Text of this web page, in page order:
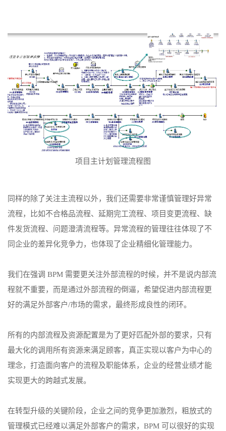
项目主计划管理流程图
同样的除了关注主流程以外，我们还需要非常谨慎管理好异常
流程，比如不合格品流程、延期完工流程、项目变更流程、缺
件发货流程、问题澄清流程等。异常流程的管理往往体现了不
同企业的差异化竞争力，也体现了企业精细化管理能力。
我们在强调 BPM 需要更关注外部流程的时候，并不是说内部流
程就不重要，而是通过外部流程的倒逼，希望促进内部流程更
好的满足外部客户/市场的需求，最终形成良性的闭环。
所有的内部流程及资源配置是为了更好匹配外部的要求，只有
最大化的调用所有资源来满足顾客，真正实现以客户为中心的
理念，打造面向客户的流程及职能体系，企业的经营业绩才能
实现更大的跨越式发展。
在转型升级的关键阶段，企业之间的竞争更加激烈，粗放式的
管理模式已经难以满足外部客户的需求，BPM 可以很好的实现